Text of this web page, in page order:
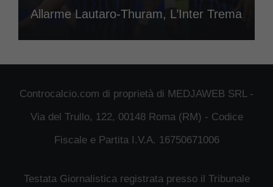
Allarme Lautaro-Thuram, L’Inter Trema
Controcalcio.com di proprietà di MEDJAWEB SRL -
Via del Trullo, 122, 00148 Roma (RM) - Codice
Fiscale e Partita I.V.A. 16750671006
Testata Giornalistica registrata presso il Tribunale